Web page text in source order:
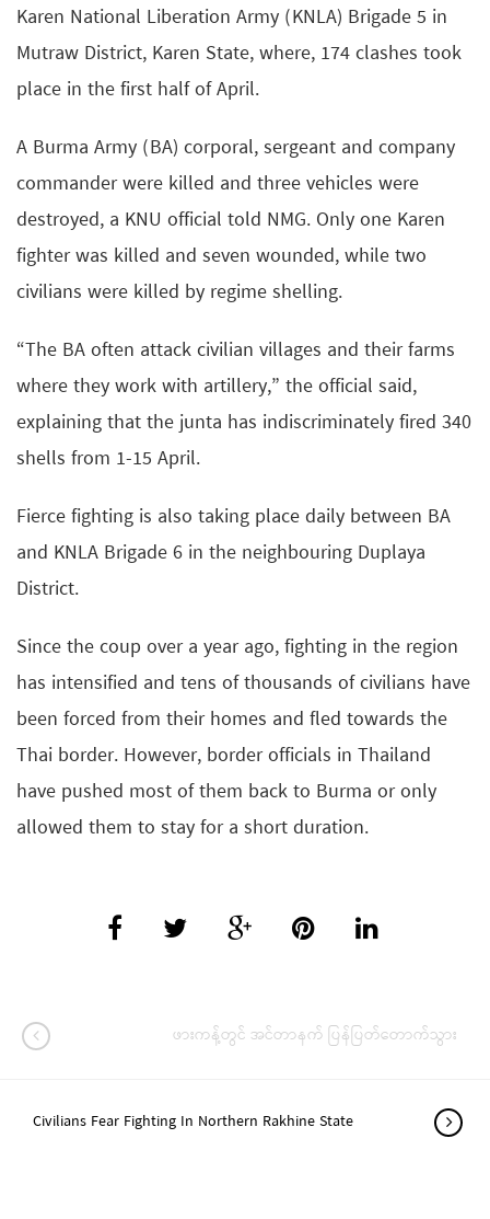
Karen National Liberation Army (KNLA) Brigade 5 in
Mutraw District, Karen State, where, 174 clashes took
place in the first half of April.
A Burma Army (BA) corporal, sergeant and company
commander were killed and three vehicles were
destroyed, a KNU official told NMG. Only one Karen
fighter was killed and seven wounded, while two
civilians were killed by regime shelling.
“The BA often attack civilian villages and their farms
where they work with artillery,” the official said,
explaining that the junta has indiscriminately fired 340
shells from 1-15 April.
Fierce fighting is also taking place daily between BA
and KNLA Brigade 6 in the neighbouring Duplaya
District.
Since the coup over a year ago, fighting in the region
has intensified and tens of thousands of civilians have
been forced from their homes and fled towards the
Thai border. However, border officials in Thailand
have pushed most of them back to Burma or only
allowed them to stay for a short duration.
ဖားကန့်တွင် အင်တာနက် ပြန်ပြတ်တောက်သွား
Civilians Fear Fighting In Northern Rakhine State